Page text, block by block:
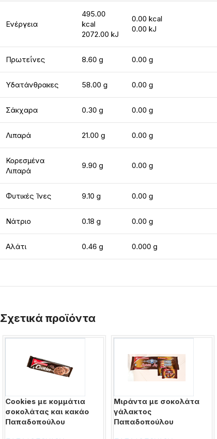
Ενέργεια
495.00
kcal
2072.00 kJ
0.00 kcal
0.00 kJ
Πρωτεΐνες 8.60 g 0.00 g
Υδατάνθρακες 58.00 g 0.00 g
Σάκχαρα 0.30 g 0.00 g
Λιπαρά 21.00 g 0.00 g
Κορεσμένα
Λιπαρά
9.90 g 0.00 g
Φυτικές Ίνες 9.10 g 0.00 g
Νάτριο 0.18 g 0.00 g
Αλάτι 0.46 g 0.000 g
Σχετικά προϊόντα
Cookies με κομμάτια
σοκολάτας και κακάο
Παπαδοπούλου
Μιράντα με σοκολάτα
γάλακτος
Παπαδοπούλου